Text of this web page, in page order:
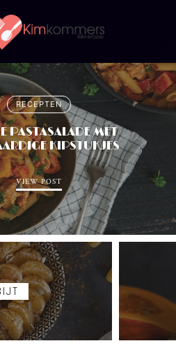
RECEPTEN
PASTASALADE MET
KIPSTUKJES
VIEW POST